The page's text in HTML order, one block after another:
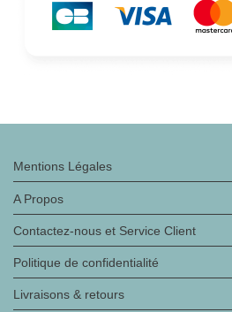
Mentions Légales
A Propos
Contactez-nous et Service Client
Politique de confidentialité
Livraisons & retours